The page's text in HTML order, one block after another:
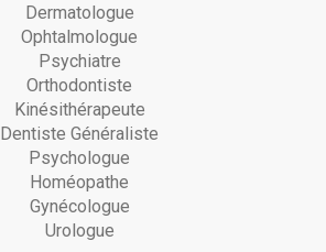
Dermatologue
Ophtalmologue
Psychiatre
Orthodontiste
Kinésithérapeute
Dentiste Généraliste
Psychologue
Homéopathe
Gynécologue
Urologue